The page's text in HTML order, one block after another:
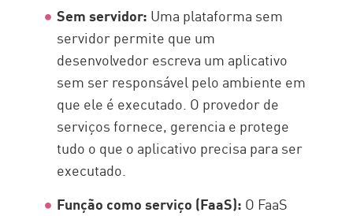
Sem servidor: Uma plataforma sem
servidor permite que um
desenvolvedor escreva um aplicativo
sem ser responsável pelo ambiente em
que ele é executado. O provedor de
serviços fornece, gerencia e protege
tudo o que o aplicativo precisa para ser
executado.
Função como serviço (FaaS): O FaaS